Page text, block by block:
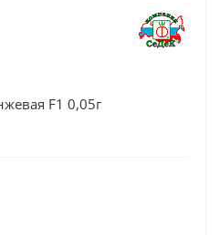
F1 0,05г